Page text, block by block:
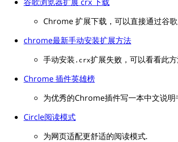
Chrome 扩展下载，可以直接通过谷
chrome最新手动安装扩展方法
手动安装 .crx扩展失败，可以看看此方
Chrome 插件英雄榜
为优秀的Chrome插件写一本中文说
Circle阅读模式
为网页适配更舒适的阅读模式.